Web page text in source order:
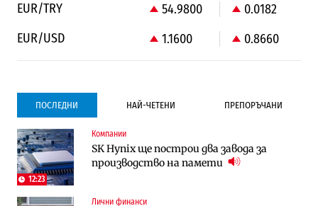
EUR/TRY 54.9800
0.0182
EUR/USD
1.1600 0.8660
ПОСЛЕДНИ НАЙ-ЧЕТЕНИ ПРЕПОРЪЧАНИ
12:23
Компании
SK Hynix ще построи два завода за
производство на памети
Лични финанси
Градоустройство
Столична община избра изпълнител за
преместването на трамвайното
Компании
Компании
Vivacom предлага над 150 устройства с
90% отстъпка през август
To:know